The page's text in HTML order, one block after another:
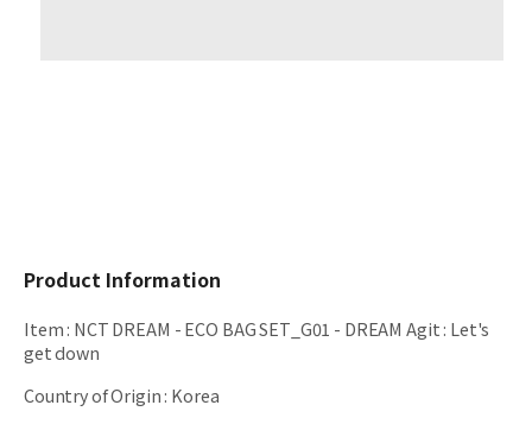
Product Information
Item: NCT DREAM - ECO BAG SET_G01 - DREAM Agit : Let's
get down
Country of Origin: Korea